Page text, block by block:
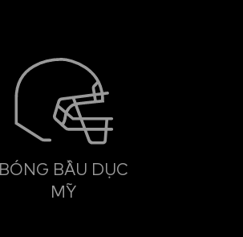
BÓNG BẦU DỤC
MỸ